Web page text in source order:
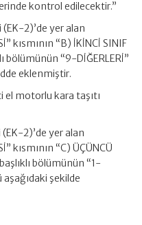
kontrol edilecektir.”
2)’de yer alan
kısmının “B) İKİNCİ SINIF
bölümünün “9-DİĞERLERİ”
eklenmiştir.
el motorlu kara taşıtı
2)’de yer alan
kısmının “C) ÜÇÜNCÜ
bölümünün “1-
aşağıdaki şekilde